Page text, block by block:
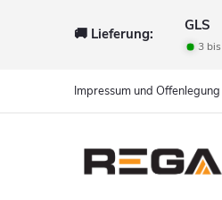
🚚 Lieferung: GLS
3
Impressum und Offenlegung